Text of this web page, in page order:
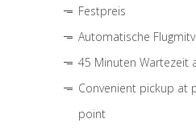
Festpreis
Automatische
45 Minuten Wartezeit
Convenient pickup at
point